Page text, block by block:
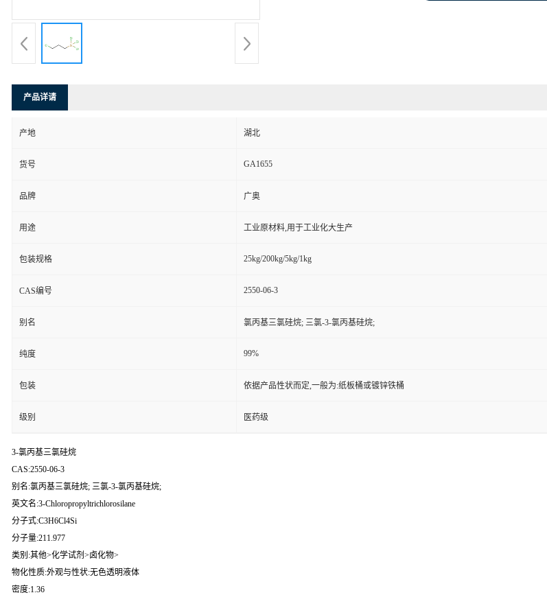
产品详请
产地 湖北
货号 GA1655
品牌 广奥
用途 工业原材料,用于工业化大生产
包装规格 25kg/200kg/5kg/1kg
CAS编号 2550-06-3
别名 氯丙基三氯硅烷; 三氯-3-氯丙基硅烷;
纯度 99%
包装 依据产品性状而定,一般为:纸板桶或镀锌铁桶
级别 医药级
3-氯丙基三氯硅烷
CAS:2550-06-3
别名:氯丙基三氯硅烷; 三氯-3-氯丙基硅烷;
英文名:3-Chloropropyltrichlorosilane
分子式:C3H6Cl4Si
分子量:211.977
类别:其他>化学试剂>卤化物>
物化性质:外观与性状:无色透明液体
密度:1.36